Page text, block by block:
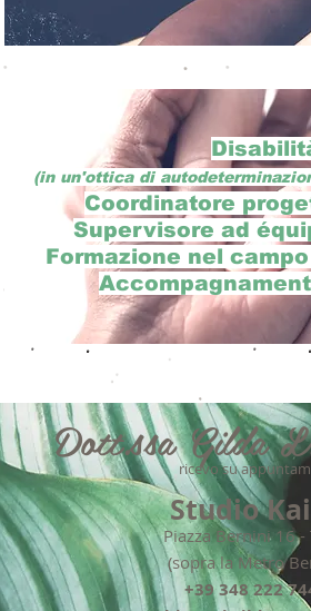
(in un'ottica di
Coordinatore
Supervisore ad
Formazione nel
Dott.ssa Gilda
ricevo su
Studio
Piazza Bernini 16 -
(sopra la Metro
+39 348 222